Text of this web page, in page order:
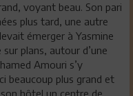
voyant beau. Son pari
plus tard, une autre
émerger à Yasmine
plans, autour d’une
Amouri s’y
beaucoup plus grand et
hôtel un centre de